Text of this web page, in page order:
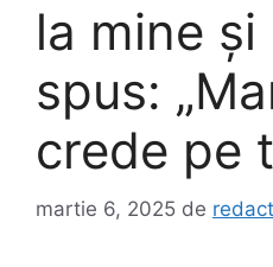
la mine și
spus:
crede pe
martie 6, 2025 de